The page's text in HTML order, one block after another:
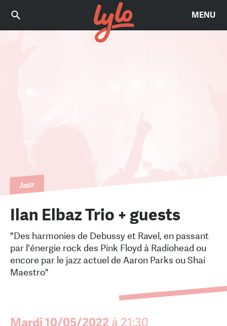
MENU
Jazz
Ilan Elbaz Trio + guests
"Des harmonies de Debussy et Ravel, en passant
par l'énergie rock des Pink Floyd à Radiohead ou
encore par le jazz actuel de Aaron Parks ou Shai
Maestro"
Mardi 10/05/2022 à 21:30